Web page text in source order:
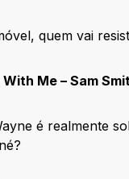
quem vai
With Me – Sam
é realmente